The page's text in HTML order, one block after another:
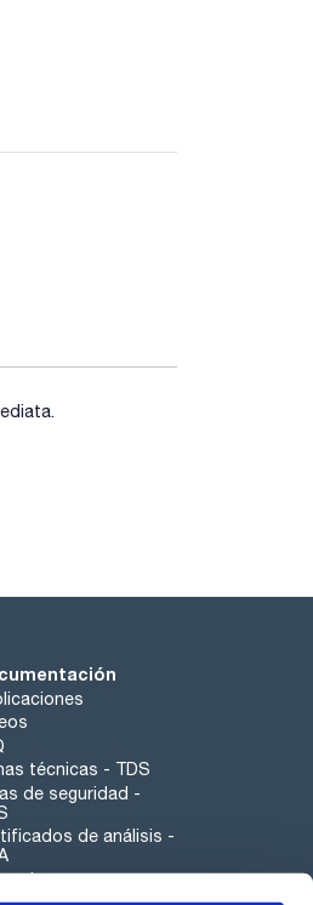
técnicas - TDS
de seguridad -
de análisis -